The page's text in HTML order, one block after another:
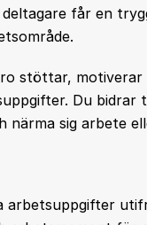
får en
stöttar,
Du
sig arbete
arbetsuppgifter